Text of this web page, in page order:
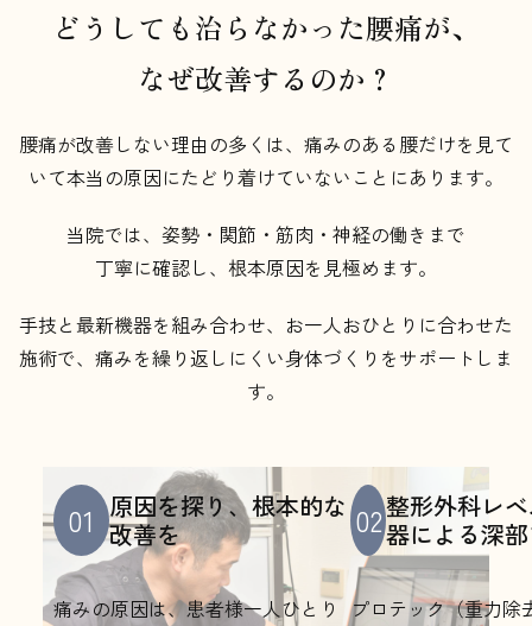
どうしても治らなかった腰痛が、
​​​​​​​なぜ改善するのか？
腰痛が改善しない理由の多くは、痛みのある腰だけを見て
いて本当の原因にたどり着けていないことにあります。
当院では、姿勢・関節・筋肉・神経の働きまで
丁寧に確認し、根本原因を見極めます。
手技と最新機器を組み合わせ、お一人おひとりに合わせた
施術で、痛みを繰り返しにくい身体づくりをサポートしま
す。
01 原因を探り、根本的な
改善を
痛みの原因は、患者様一人ひとり
02整形外科レ
器による深
プロテック（重力除